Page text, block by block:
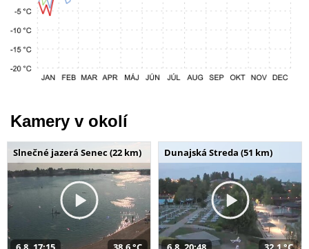
Kamery v okolí
Slnečné jazerá Senec (22 km) Dunajská Streda (51 km)